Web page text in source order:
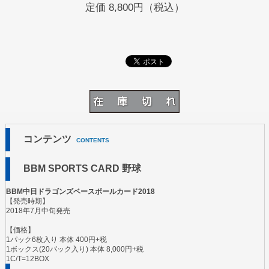
定価 8,800円（税込）
コンテンツ CONTENTS
BBM SPORTS CARD 野球
BBM中日ドラゴンズベースボールカード2018
【発売時期】
2018年7月中旬発売
【価格】
1パック6枚入り 本体 400円+税
1ボックス(20パック入り) 本体 8,000円+税
1C/T=12BOX